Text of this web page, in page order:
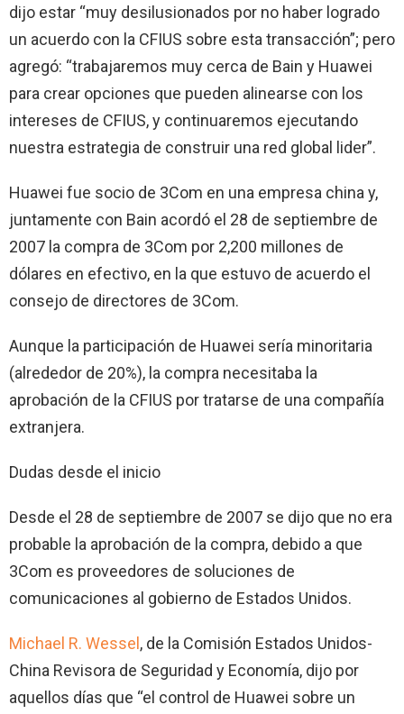
dijo estar “muy desilusionados por no haber logrado
un acuerdo con la CFIUS sobre esta transacción”; pero
agregó: “trabajaremos muy cerca de Bain y Huawei
para crear opciones que pueden alinearse con los
intereses de CFIUS, y continuaremos ejecutando
nuestra estrategia de construir una red global lider”.
Huawei fue socio de 3Com en una empresa china y,
juntamente con Bain acordó el 28 de septiembre de
2007 la compra de 3Com por 2,200 millones de
dólares en efectivo, en la que estuvo de acuerdo el
consejo de directores de 3Com.
Aunque la participación de Huawei sería minoritaria
(alrededor de 20%), la compra necesitaba la
aprobación de la CFIUS por tratarse de una compañía
extranjera.
Dudas desde el inicio
Desde el 28 de septiembre de 2007 se dijo que no era
probable la aprobación de la compra, debido a que
3Com es proveedores de soluciones de
comunicaciones al gobierno de Estados Unidos.
Michael R. Wessel , de la Comisión Estados Unidos-
China Revisora de Seguridad y Economía, dijo por
aquellos días que “el control de Huawei sobre un